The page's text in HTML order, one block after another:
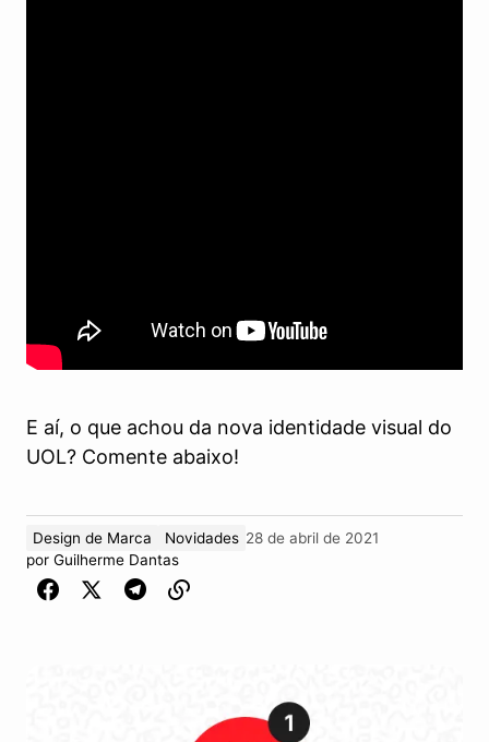
E aí, o que achou da nova identidade visual do
UOL? Comente abaixo!
Design de Marca Novidades 28 de abril de 2021
por Guilherme Dantas